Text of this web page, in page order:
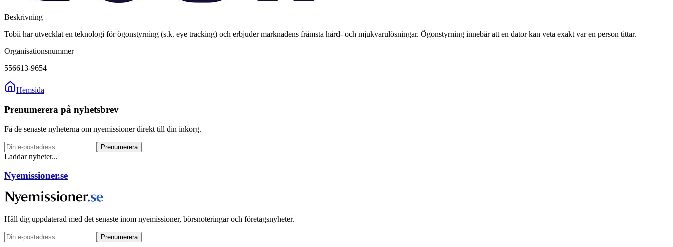
Beskrivning
Tobii har utvecklat en teknologi för ögonstyrning (s.k. eye tracking) och erbjuder marknadens främsta hård- och mjukvarulösningar. Ögonstyrning innebär att en dator kan veta exakt var en person tittar.
Organisationsnummer
556613-9654
Hemsida
Prenumerera på nyhetsbrev
Få de senaste nyheterna om nyemissioner direkt till din inkorg.
Prenumerera
Laddar nyheter...
Nyemissioner.se
Håll dig uppdaterad med det senaste inom nyemissioner, börsnoteringar och företagsnyheter.
Prenumerera